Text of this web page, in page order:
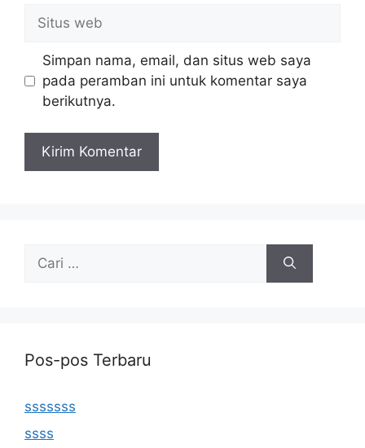
Situs
web
Simpan nama, email, dan situs web saya
pada peramban ini untuk komentar saya
berikutnya.
untuk:
Pos-pos Terbaru
sssssss
ssss